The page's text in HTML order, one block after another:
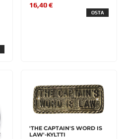
16,40 €
OSTA
'THE CAPTAIN'S WORD IS
LAW'-KYLTTI